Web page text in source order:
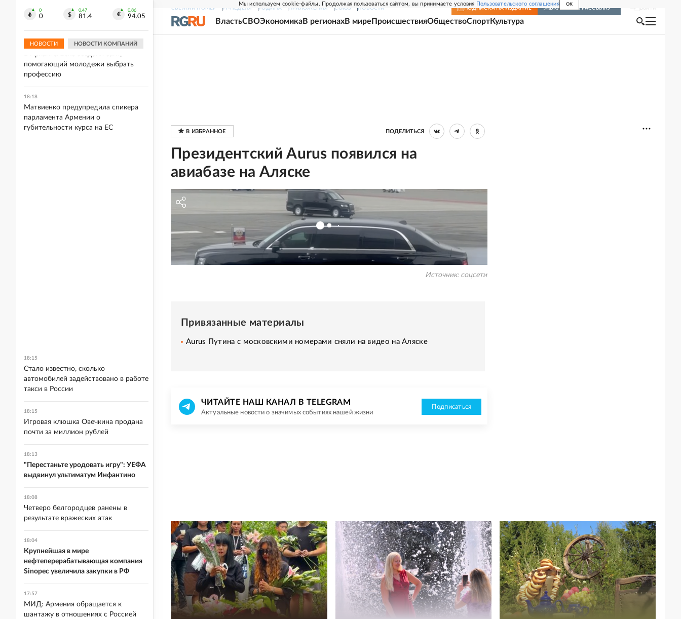
Мы используем cookie-файлы. Продолжая пользоваться сайтом, вы принимаете условия Пользовательского соглашения OK
СВЕЖИЙ НОМЕР РГ-НЕДЕЛЯ РОДИНА ПРИЛОЖЕНИЯ СОЮЗ НОВОСТИ ПОДПИСКА НА ИЗДАНИЕ ВКЛЮЧИТЬ РАССЫЛКУ
ВластьСВОЭкономикаВ регионахВ мире ПроисшествияОбществоСпортКультура
ПОДЕЛИТЬСЯ
Президентский Aurus появился на
авиабазе на Аляске
Источник: соцсети
Привязанные материалы
Aurus Путина с московскими номерами сняли на видео на Аляске
ЧИТАЙТЕ НАШ КАНАЛ В TELEGRAM
Актуальные новости о значимых событиях нашей жизни
Подписаться
0
0
0.47
81.4
0.86
94.05
НОВОСТИ НОВОСТИ КОМПАНИЙ
его жена могли умереть в
18:18
В Архангельске создали сайт,
помогающий молодежи выбрать
профессию
18:18
Матвиенко предупредила спикера
парламента Армении о
губительности курса на ЕС
18:15
Стало известно, сколько
автомобилей задействовано в работе
такси в России
18:15
Игровая клюшка Овечкина продана
почти за миллион рублей
18:13
"Перестаньте уродовать игру": УЕФА
выдвинул ультиматум Инфантино
18:08
Четверо белгородцев ранены в
результате вражеских атак
18:04
Крупнейшая в мире
нефтеперерабатывающая компания
Sinopec увеличила закупки в РФ
17:57
МИД: Армения обращается к
шантажу в отношениях с Россией